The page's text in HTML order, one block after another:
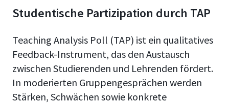
Studentische Partizipation durch TAP
Teaching Analysis Poll (TAP) ist ein qualitatives
Feedback-Instrument, das den Austausch
zwischen Studierenden und Lehrenden fördert.
In moderierten Gruppengesprächen werden
Stärken, Schwächen sowie konkrete